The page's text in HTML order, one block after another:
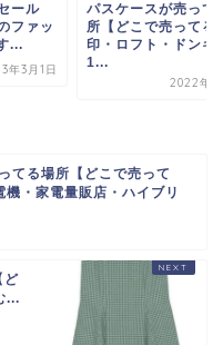
ール
ファッ
...
年3月1日
パスケースが売って
所【どこで売ってる
印・ロフト・ドンキ
1...
2022年5
てる場所【どこで売って
機・家電量販店・ハイブリ
ど
...